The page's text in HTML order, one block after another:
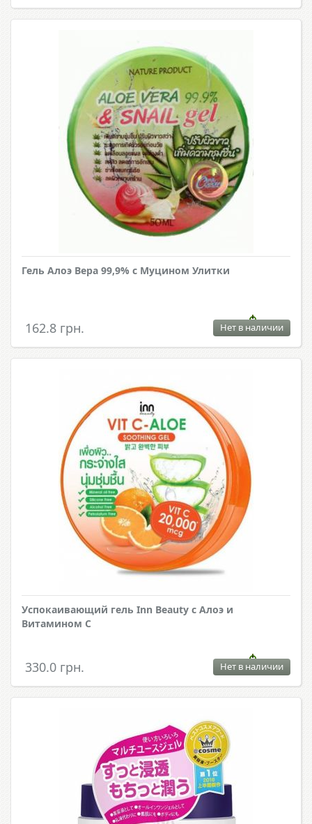
Гель Алоэ Вера 99,9% с Муцином Улитки
162.8 грн. Нет в наличии
Успокаивающий гель Inn Beauty с Алоэ и
Витамином С
330.0 грн. Нет в наличии